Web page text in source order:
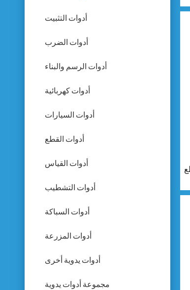
أدوات التثبيت
أدوات الضرب
أدوات الرسم والبناء
أدوات كهربائية
أدوات السيارات
أدوات القطع
أدوات القياس
أدوات التشطيب
أدوات السباكة
أدوات المزرعة
أدوات يدوية أخرى
مجموعة أدوات يدوية